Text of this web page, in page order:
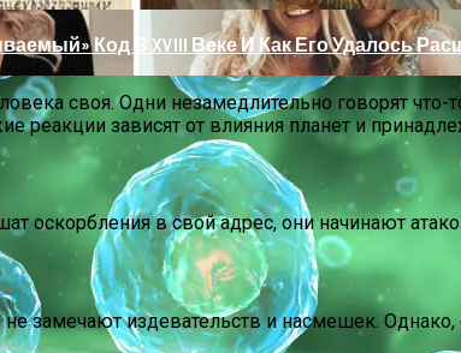
Код В XVIII Веке И Как Его Удалось
своя. Одни незамедлительно говорят
реакции зависят от влияния планет и
оскорбления в свой адрес, они начинают
не замечают издевательств и насмешек.